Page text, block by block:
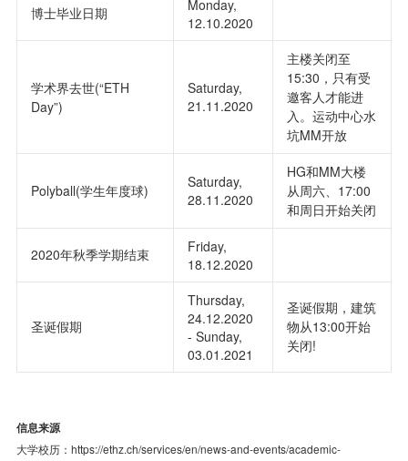
博士毕业日期
Monday,
12.10.2020
学术界去世(“ETH
Day”)
Saturday,
21.11.2020
主楼关闭至
15:30，只有受
邀客人才能进
入。运动中心水
坑MM开放
Polyball(学生年度球)
Saturday,
28.11.2020
HG和MM大楼
从周六、17:00
和周日开始关闭
2020年秋季学期结束
Friday,
18.12.2020
圣诞假期
Thursday,
24.12.2020
- Sunday,
03.01.2021
圣诞假期，建筑
物从13:00开始
关闭!
信息来源
大学校历：https://ethz.ch/services/en/news-and-events/academic-